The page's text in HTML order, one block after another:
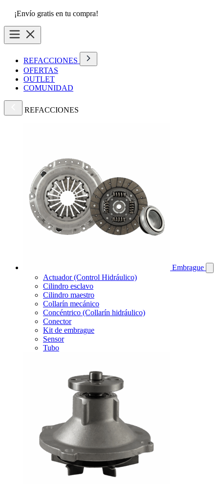
¡Envío gratis en tu compra!
REFACCIONES
OFERTAS
OUTLET
COMUNIDAD
REFACCIONES
Embrague
Actuador (Control Hidráulico)
Cilindro esclavo
Cilindro maestro
Collarín mecánico
Concéntrico (Collarín hidráulico)
Conector
Kit de embrague
Sensor
Tubo